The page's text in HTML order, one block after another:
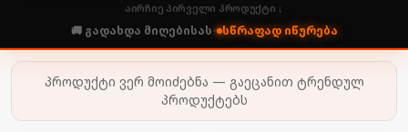
აირჩიე პირველი პროდუქტი ↓
🚚 გადახდა მიღებისას• სწრაფად იწურება
პროდუქტი ვერ მოიძებნა — გაეცანით ტრენდულ
პროდუქტებს